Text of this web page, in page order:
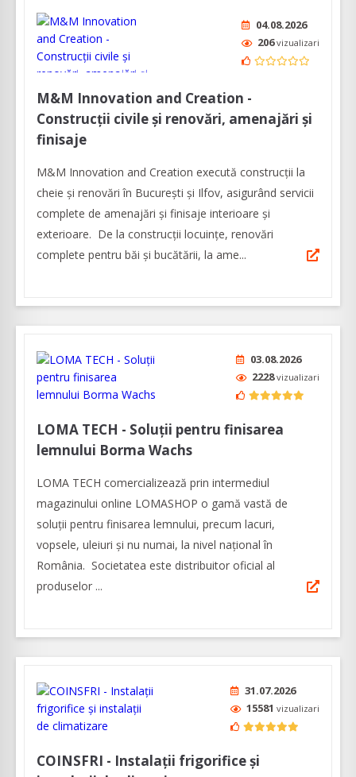
04.08.2026
206vizualizari
M&M Innovation and Creation -
Construcții civile și renovări, amenajări și
finisaje
M&M Innovation and Creation execută construcții la
cheie și renovări în București și Ilfov, asigurând servicii
complete de amenajări și finisaje interioare și
exterioare. De la construcții locuințe, renovări
complete pentru băi și bucătării, la ame...
03.08.2026
2228vizualizari
LOMA TECH - Soluții pentru finisarea
lemnului Borma Wachs
LOMA TECH comercializează prin intermediul
magazinului online LOMASHOP o gamă vastă de
soluții pentru finisarea lemnului, precum lacuri,
vopsele, uleiuri și nu numai, la nivel național în
România. Societatea este distribuitor oficial al
produselor ...
31.07.2026
15581 vizualizari
COINSFRI - Instalații frigorifice și